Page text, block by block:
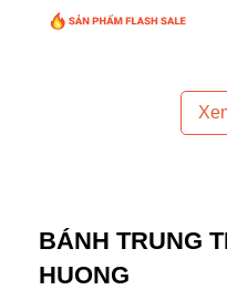
BÁNH TRUNG
HUONG